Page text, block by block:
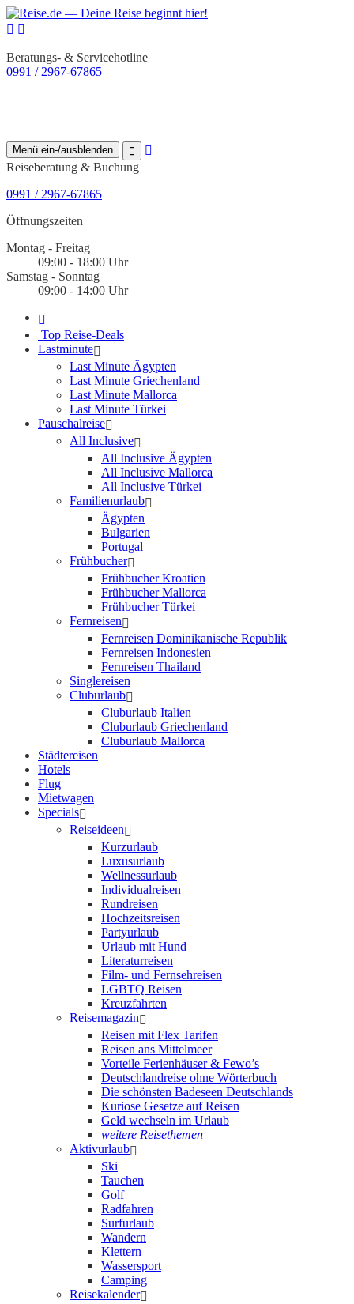
Beratungs- & Servicehotline
0991 / 2967-67865
Menü ein-/ausblenden
Reiseberatung & Buchung
0991 / 2967-67865
Öffnungszeiten
Montag - Freitag
09:00 - 18:00 Uhr
Samstag - Sonntag
09:00 - 14:00 Uhr
Top Reise-Deals
Lastminute
Last Minute Ägypten
Last Minute Griechenland
Last Minute Mallorca
Last Minute Türkei
Pauschalreise
All Inclusive
All Inclusive Ägypten
All Inclusive Mallorca
All Inclusive Türkei
Familienurlaub
Ägypten
Bulgarien
Portugal
Frühbucher
Frühbucher Kroatien
Frühbucher Mallorca
Frühbucher Türkei
Fernreisen
Fernreisen Dominikanische Republik
Fernreisen Indonesien
Fernreisen Thailand
Singlereisen
Cluburlaub
Cluburlaub Italien
Cluburlaub Griechenland
Cluburlaub Mallorca
Städtereisen
Hotels
Flug
Mietwagen
Specials
Reiseideen
Kurzurlaub
Luxusurlaub
Wellnessurlaub
Individualreisen
Rundreisen
Hochzeitsreisen
Partyurlaub
Urlaub mit Hund
Literaturreisen
Film- und Fernsehreisen
LGBTQ Reisen
Kreuzfahrten
Reisemagazin
Reisen mit Flex Tarifen
Reisen ans Mittelmeer
Vorteile Ferienhäuser & Fewo’s
Deutschlandreise ohne Wörterbuch
Die schönsten Badeseen Deutschlands
Kuriose Gesetze auf Reisen
Geld wechseln im Urlaub
weitere Reisethemen
Aktivurlaub
Ski
Tauchen
Golf
Radfahren
Surfurlaub
Wandern
Klettern
Wassersport
Camping
Reisekalender